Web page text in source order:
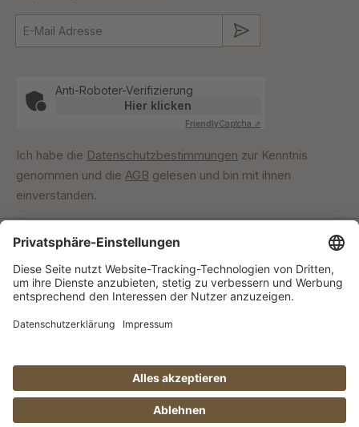
Anti-Roboter-Verifizierung
Hier klicken
FriendlyCaptcha ⇗
Ich habe die Datenschutzbestimmungen zur Kenntnis
genommen und die AGB gelesen und bin mit ihnen
einverstanden.